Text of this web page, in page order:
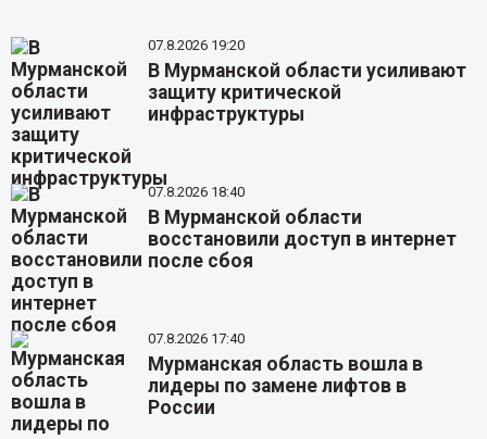
07.8.2026 19:20
В Мурманской области усиливают
защиту критической
инфраструктуры
07.8.2026 18:40
В Мурманской области
восстановили доступ в интернет
после сбоя
07.8.2026 17:40
Мурманская область вошла в
лидеры по замене лифтов в
России